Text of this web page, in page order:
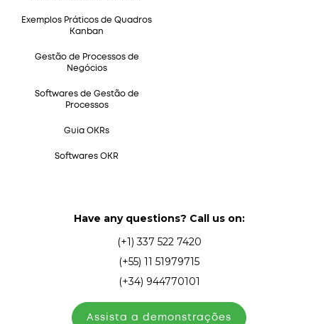
Exemplos Práticos de Quadros
Kanban
Gestão de Processos de
Negócios
Softwares de Gestão de
Processos
Guia OKRs
Softwares OKR
Have any questions? Call us on:
(+1) 337 522 7420
(+55) 11 51979715
(+34) 944770101
Assista а demonstrações